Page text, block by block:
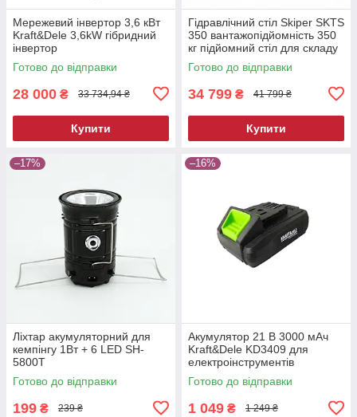
Мережевий інвертор 3,6 кВт
Kraft&Dele 3,6kW гібридний
інвертор
Готово до відправки
28 000 ₴ 33 734,94 ₴
Купити
Гідравлічний стіл Skiper SKTS
350 вантажопідйомність 350
кг підйомний стіл для складу
та СТО
Готово до відправки
34 799 ₴ 41 799 ₴
Купити
–17%
Ліхтар акумуляторний для
кемпінгу 1Вт + 6 LED SH-
5800T
Готово до відправки
199 ₴ 239 ₴
–16%
Акумулятор 21 В 3000 мАч
Kraft&Dele KD3409 для
електроінструментів
Готово до відправки
1 049 ₴ 1 249 ₴